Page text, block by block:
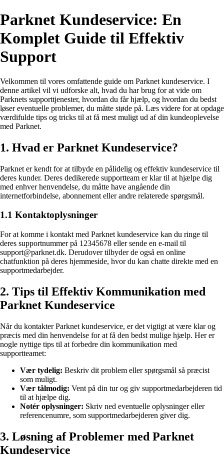
Parknet Kundeservice: En
Komplet Guide til Effektiv
Support
Velkommen til vores omfattende guide om Parknet kundeservice. I
denne artikel vil vi udforske alt, hvad du har brug for at vide om
Parknets supporttjenester, hvordan du får hjælp, og hvordan du bedst
løser eventuelle problemer, du måtte støde på. Læs videre for at opdage
værdifulde tips og tricks til at få mest muligt ud af din kundeoplevelse
med Parknet.
1. Hvad er Parknet Kundeservice?
Parknet er kendt for at tilbyde en pålidelig og effektiv kundeservice til
deres kunder. Deres dedikerede supportteam er klar til at hjælpe dig
med enhver henvendelse, du måtte have angående din
internetforbindelse, abonnement eller andre relaterede spørgsmål.
1.1 Kontaktoplysninger
For at komme i kontakt med Parknet kundeservice kan du ringe til
deres supportnummer på 12345678 eller sende en e-mail til
support@parknet.dk. Derudover tilbyder de også en online
chatfunktion på deres hjemmeside, hvor du kan chatte direkte med en
supportmedarbejder.
2. Tips til Effektiv Kommunikation med
Parknet Kundeservice
Når du kontakter Parknet kundeservice, er det vigtigt at være klar og
præcis med din henvendelse for at få den bedst mulige hjælp. Her er
nogle nyttige tips til at forbedre din kommunikation med
supportteamet:
Vær tydelig: Beskriv dit problem eller spørgsmål så præcist
som muligt.
Vær tålmodig: Vent på din tur og giv supportmedarbejderen tid
til at hjælpe dig.
Notér oplysninger: Skriv ned eventuelle oplysninger eller
referencenumre, som supportmedarbejderen giver dig.
3. Løsning af Problemer med Parknet
Kundeservice